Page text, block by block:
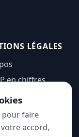
LÉGALES
en chiffres
légales
de
pour faire
accord,